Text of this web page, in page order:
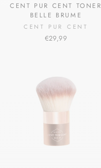
CENT PUR CENT TONER
BELLE BRUME
CENT PUR CENT
€29,99